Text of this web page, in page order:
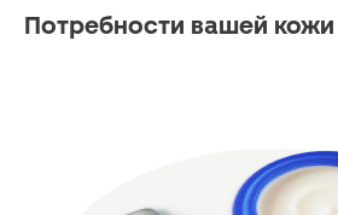
Потребности вашей кожи